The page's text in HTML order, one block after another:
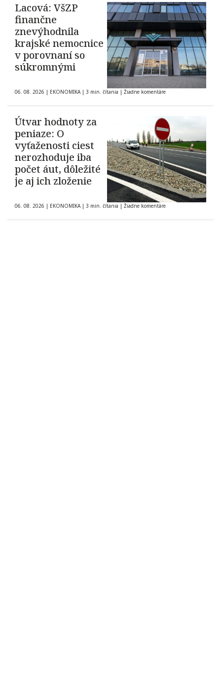
Lacová: VšZP
finančne
znevýhodnila
krajské nemocnice
v porovnaní so
súkromnými
06. 08. 2026 | EKONOMIKA | 3 min. čítania | Žiadne komentáre
Útvar hodnoty za
peniaze: O
vyťaženosti ciest
nerozhoduje iba
počet áut, dôležité
je aj ich zloženie
06. 08. 2026 | EKONOMIKA | 3 min. čítania | Žiadne komentáre